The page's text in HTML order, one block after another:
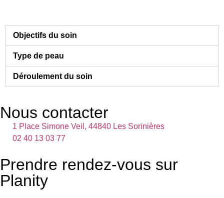
Objectifs du soin
Type de peau
Déroulement du soin
Nous contacter
1 Place Simone Veil, 44840 Les Sorinières
02 40 13 03 77
Prendre rendez-vous sur
Planity